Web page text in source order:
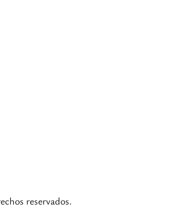
reservados.